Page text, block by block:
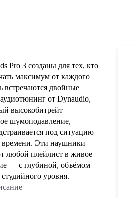
Pro 3 созданы для тех, кто
максимум от каждого
встречаются двойные
от Dynaudio,
высокобитрейт
шумоподавление,
под ситуацию
времени. Эти наушники
любой плейлист в живое
— с глубиной, объёмом
уровня.